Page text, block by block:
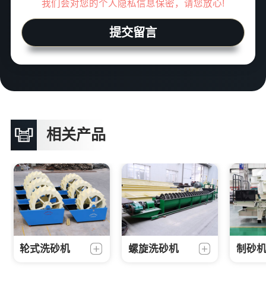
我们会对您的个人隐私信息保密，请您放心!
提交留言
相关产品
轮式洗砂机 螺旋洗砂机 制砂机